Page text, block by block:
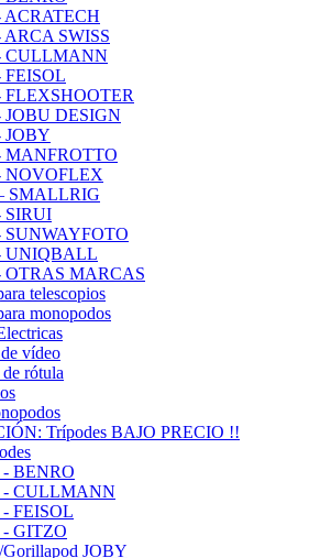
ACRATECH
ARCA SWISS
CULLMANN
FEISOL
FLEXSHOOTER
JOBU DESIGN
JOBY
MANFROTTO
NOVOFLEX
SMALLRIG
SIRUI
SUNWAYFOTO
UNIQBALL
OTRAS MARCAS
telescopios
monopodos
vídeo
rótula
Trípodes BAJO PRECIO !!
- BENRO
- CULLMANN
- FEISOL
- GITZO
Gorillapod JOBY